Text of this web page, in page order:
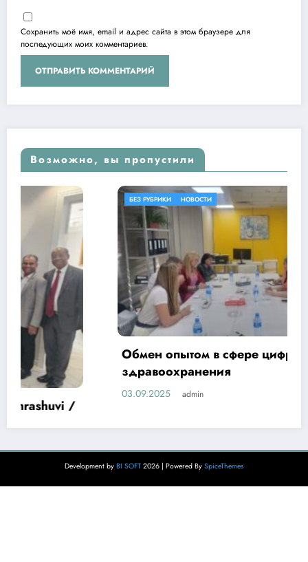
Сохранить моё имя, email и адрес сайта в этом браузере для
последующих моих комментариев.
Возможно, вы пропустили
БЕЗ РУБРИКИ
Обмен опытом в сфере цифровизации
здравоохранения
Development by BI SOFT 2026 | Powered By SpiceThemes